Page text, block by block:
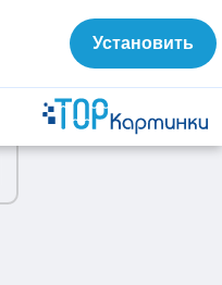
Установить